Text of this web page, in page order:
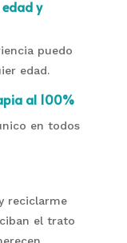
y
puedo
edad.
al 100%
en todos
reciclarme
el trato